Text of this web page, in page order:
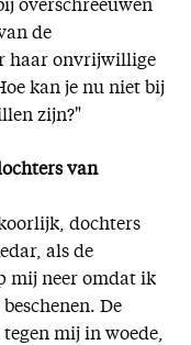
overschreeuwen
de
haar onvrijwillige
kan je nu niet bij
zijn?"
van
dochters
als de
mij neer omdat ik
De
mij in woede,